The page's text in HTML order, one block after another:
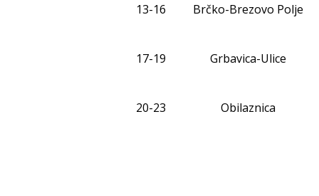
13-16 Brčko-Brezovo Polje
17-19 Grbavica-Ulice
20-23 Obilaznica